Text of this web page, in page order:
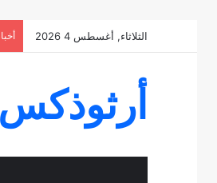
الثلاثاء, أغسطس 4 2026
أرثوذكس